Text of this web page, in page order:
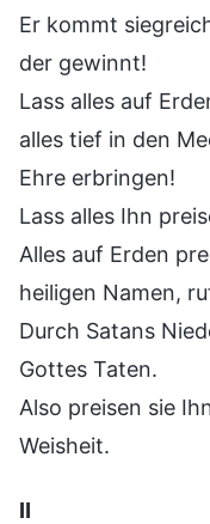
Er kommt
der gewinnt!
Lass alles auf
alles tief in den
Ehre erbringen!
Lass alles Ihn
Alles auf Erden
heiligen Namen,
Durch Satans
Gottes Taten.
Also preisen sie
Weisheit.
Ⅱ